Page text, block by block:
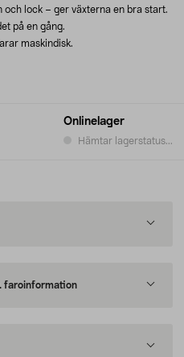
Onlinelager
Hämtar lagerstatus...
lock – ger växterna en bra start.
på en gång.
maskindisk.
faroinformation